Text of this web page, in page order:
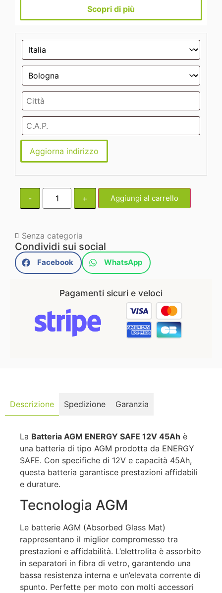
Scopri di più
Aggiorna indirizzo
- + Aggiungi al carrello
Senza categoria
Condividi sui social
Facebook WhatsApp
Pagamenti sicuri e veloci
Descrizione Spedizione Garanzia
La Batteria AGM ENERGY SAFE 12V 45Ah è
una batteria di tipo AGM prodotta da ENERGY
SAFE. Con specifiche di 12V e capacità 45Ah,
questa batteria garantisce prestazioni affidabili
e durature.
Tecnologia AGM
Le batterie AGM (Absorbed Glass Mat)
rappresentano il miglior compromesso tra
prestazioni e affidabilità. L’elettrolita è assorbito
in separatori in fibra di vetro, garantendo una
bassa resistenza interna e un’elevata corrente di
spunto. Perfette per moto con molti accessori